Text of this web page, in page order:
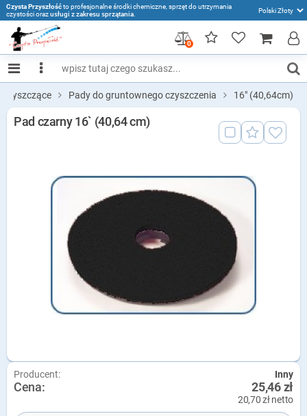
Czysta Przyszłośćto profesjonalne środki chemiczne, sprzęt do utrzymania
czystości orazusługi z zakresu sprzątania
0
czyszczące Pady do gruntownego czyszczenia 16" (40,64cm)
Pad czarny 16` (40,64 cm)
Producent: Inny
Cena: 25,46 zł
20,70 zł netto